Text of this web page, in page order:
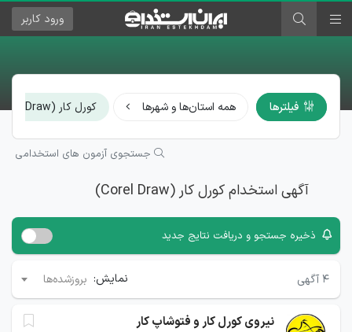
ورود کاربر
فیلترها همه استان‌ها و شهرها کورل کار (Corel Draw)
جستجوی آزمون های استخدامی
آگهی استخدام کورل کار (Corel Draw)
ذخیره جستجو و دریافت نتایج جدید
۴ آگهی نمایش: بروزشده‌ها
نیروی کورل کار و فتوشاپ کار